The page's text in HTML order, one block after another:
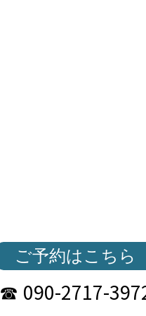
ご予約はこちら
☎ 090-2717-